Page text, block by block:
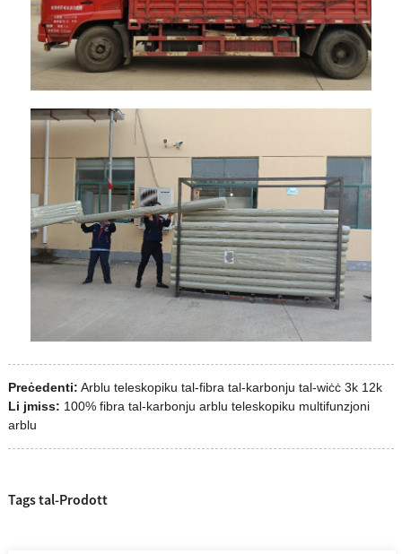
Preċedenti: Arblu teleskopiku tal-fibra tal-karbonju tal-wiċċ 3k 12k
Li jmiss: 100% fibra tal-karbonju arblu teleskopiku multifunzjoni
arblu
Tags tal-Prodott